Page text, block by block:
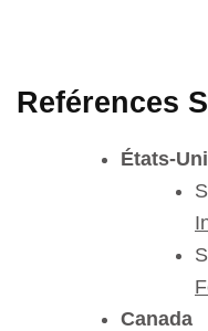
Reférences
États-
Canada